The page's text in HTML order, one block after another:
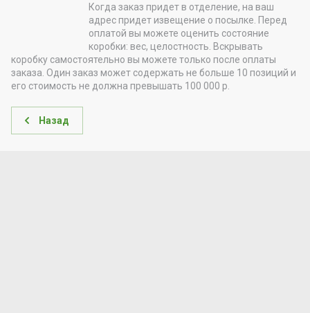
Когда заказ придет в отделение, на ваш
адрес придет извещение о посылке. Перед
оплатой вы можете оценить состояние
коробки: вес, целостность. Вскрывать
коробку самостоятельно вы можете только после оплаты
заказа. Один заказ может содержать не больше 10 позиций и
его стоимость не должна превышать 100 000 р.
Назад